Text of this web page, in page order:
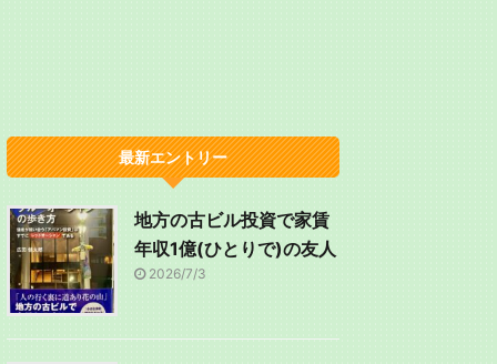
最新エントリー
地方の古ビル投資で家賃
年収1億(ひとりで)の友人
2026/7/3